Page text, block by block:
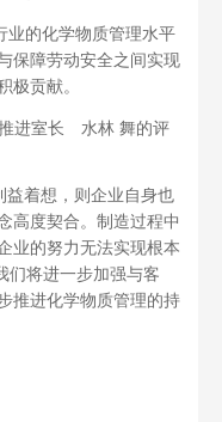
业的化学物质管理水平
保障劳动安全之间实现
贡献。
进室长 水林 舞的评
着想，则企业自身也
高度契合。制造过程中
业的努力无法实现根本
们将进一步加强与客
推进化学物质管理的持